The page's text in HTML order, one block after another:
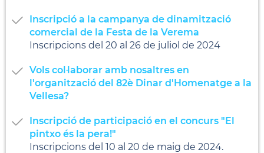
Inscripció a la campanya de dinamització
comercial de la Festa de la Verema
Inscripcions del 20 al 26 de juliol de 2024
Vols col·laborar amb nosaltres en
l'organització del 82è Dinar d'Homenatge a la
Vellesa?
Inscripció de participació en el concurs "El
pintxo és la pera!"
Inscripcions del 10 al 20 de maig de 2024.